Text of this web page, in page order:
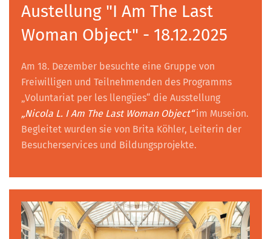
Austellung "I Am The Last
Woman Object" - 18.12.2025
Am 18. Dezember besuchte eine Gruppe von
Freiwilligen und Teilnehmenden des Programms
„Voluntariat per les llengües“ die Ausstellung
„Nicola L. I Am The Last Woman Object“im Museion.
Begleitet wurden sie von Brita Köhler, Leiterin der
Besucherservices und Bildungsprojekte.